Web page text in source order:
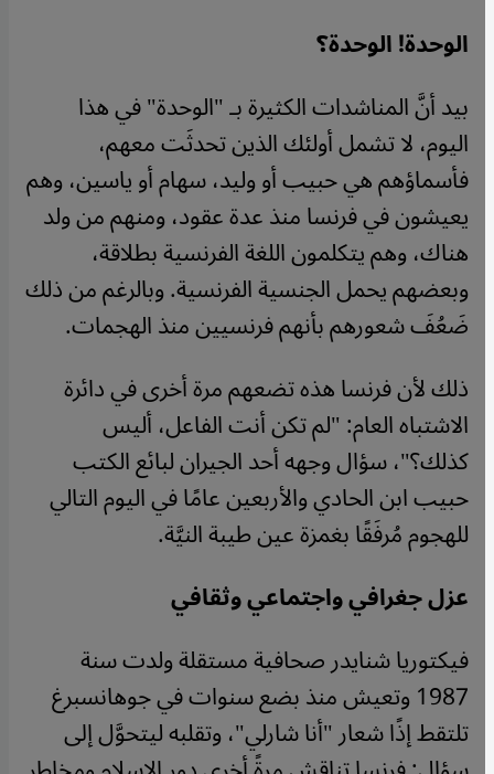
الوحدة! الوحدة؟
بيد أنَّ المناشدات الكثيرة بـ "الوحدة" في هذا
اليوم، لا تشمل أولئك الذين تحدثَت معهم،
فأسماؤهم هي حبيب أو وليد، سهام أو ياسين، وهم
يعيشون في فرنسا منذ عدة عقود، ومنهم من ولد
هناك، وهم يتكلمون اللغة الفرنسية بطلاقة،
وبعضهم يحمل الجنسية الفرنسية. وبالرغم من ذلك
ضَعُفَ شعورهم بأنهم فرنسيين منذ الهجمات.
ذلك لأن فرنسا هذه تضعهم مرة أخرى في دائرة
الاشتباه العام: "لم تكن أنت الفاعل، أليس
كذلك؟"، سؤال وجهه أحد الجيران لبائع الكتب
حبيب ابن الحادي والأربعين عامًا في اليوم التالي
للهجوم مُرفَقًا بغمزة عين طيبة النيَّة.
عزل جغرافي واجتماعي وثقافي
فيكتوريا شنايدر صحافية مستقلة ولدت سنة
1987 وتعيش منذ بضع سنوات في جوهانسبرغ
تلتقط إذًا شعار "أنا شارلي"، وتقلبه ليتحوَّل إلى